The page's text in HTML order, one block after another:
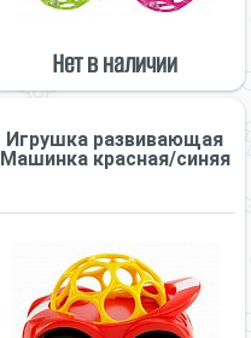
Нет в наличии
Игрушка развивающая
Машинка красная/синяя